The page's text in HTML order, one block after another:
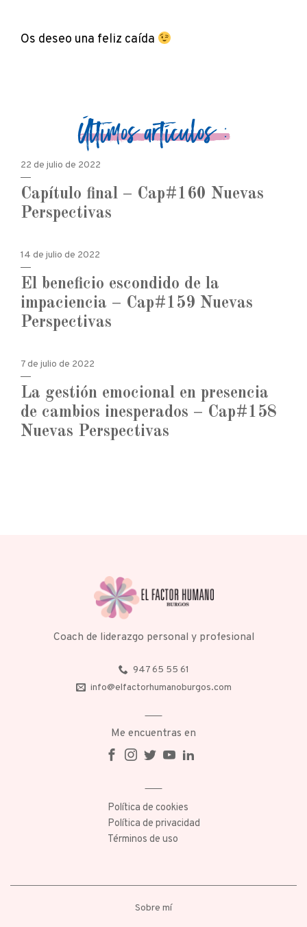
Os deseo una feliz caída
Últimos artículos :
22 de julio de 2022
Capítulo final – Cap#160 Nuevas
Perspectivas
14 de julio de 2022
El beneficio escondido de la
impaciencia – Cap#159 Nuevas
Perspectivas
7 de julio de 2022
La gestión emocional en presencia
de cambios inesperados – Cap#158
Nuevas Perspectivas
Coach de liderazgo personal y profesional
947 65 55 61
info@elfactorhumanoburgos.com
Me encuentras en
Política de cookies
Política de privacidad
Términos de uso
Sobre mí